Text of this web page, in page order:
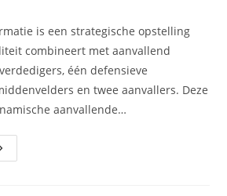
is een strategische opstelling
combineert met aanvallend
één defensieve
en twee aanvallers. Deze
aanvallende…